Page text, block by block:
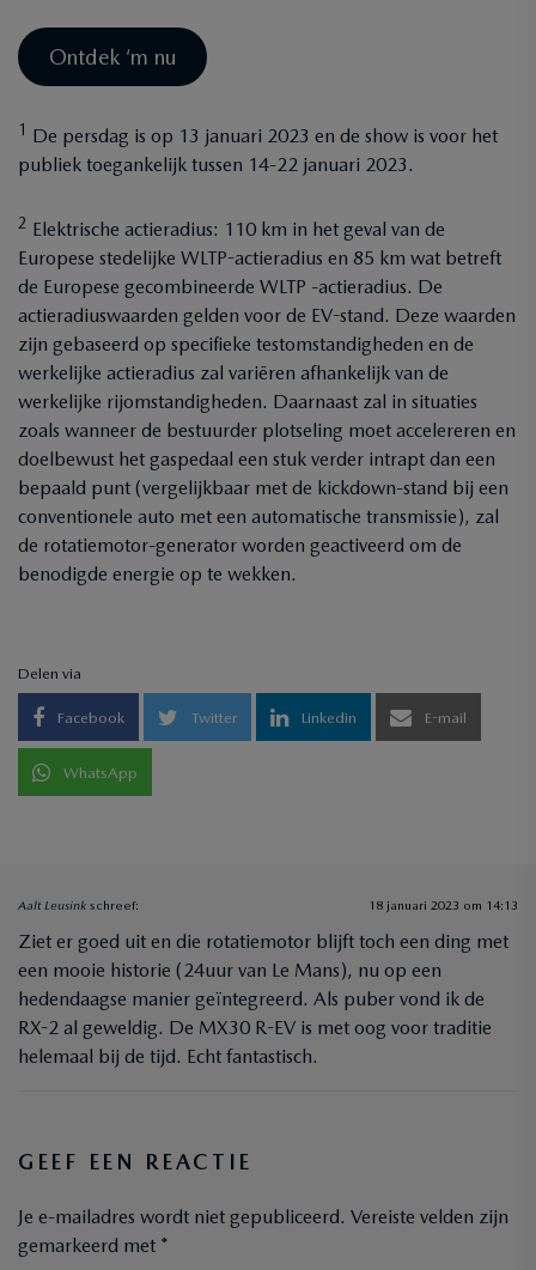
Ontdek ‘m nu
1 De persdag is op 13 januari 2023 en de show is voor het
publiek toegankelijk tussen 14-22 januari 2023.
2 Elektrische actieradius: 110 km in het geval van de
Europese stedelijke WLTP-actieradius en 85 km wat betreft
de Europese gecombineerde WLTP -actieradius. De
actieradiuswaarden gelden voor de EV-stand. Deze waarden
zijn gebaseerd op specifieke testomstandigheden en de
werkelijke actieradius zal variëren afhankelijk van de
werkelijke rijomstandigheden. Daarnaast zal in situaties
zoals wanneer de bestuurder plotseling moet accelereren en
doelbewust het gaspedaal een stuk verder intrapt dan een
bepaald punt (vergelijkbaar met de kickdown-stand bij een
conventionele auto met een automatische transmissie), zal
de rotatiemotor-generator worden geactiveerd om de
benodigde energie op te wekken.
Delen via
Facebook Twitter Linkedin E-mail
WhatsApp
Aalt Leusink schreef: 18 januari 2023 om 14:13
Ziet er goed uit en die rotatiemotor blijft toch een ding met
een mooie historie (24uur van Le Mans), nu op een
hedendaagse manier geïntegreerd. Als puber vond ik de
RX-2 al geweldig. De MX30 R-EV is met oog voor traditie
helemaal bij de tijd. Echt fantastisch.
GEEF EEN REACTIE
Je e-mailadres wordt niet gepubliceerd. Vereiste velden zijn
gemarkeerd met *